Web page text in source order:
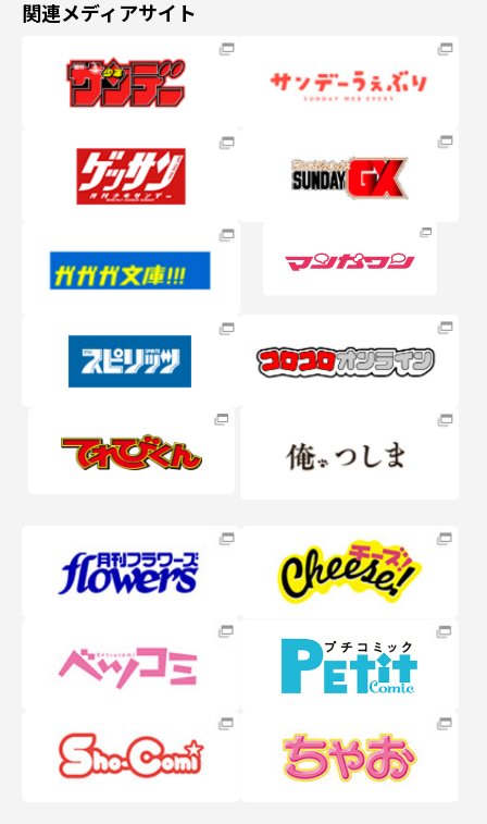
関連メディアサイト